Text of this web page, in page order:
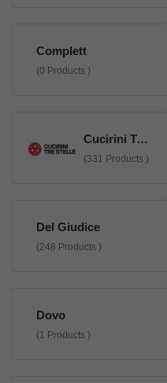
Complett
(0 Products )
Cucirini Tre Stelle
(331 Products )
Del Giudice
(248 Products )
Dovo
(1 Products )